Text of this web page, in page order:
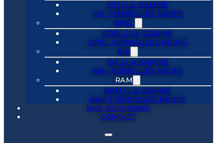
MG | LA GAMME
MG | VÉHICULES NEUFS
OPEL
OPEL | LA GAMME
OPEL | VÉHICULES NEUFS
KIA
KIA | LA GAMME
KIA | VÉHICULES NEUFS
RAM
RAM | LA GAMME
RAM | VÉHICULES NEUFS
NOS OCCASIONS
CONTACT